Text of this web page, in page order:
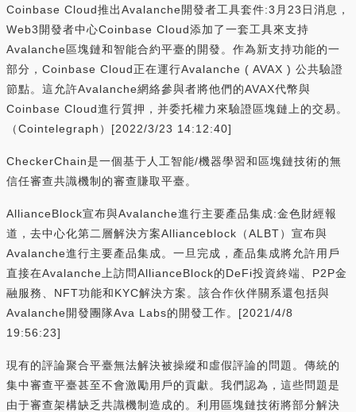
Coinbase Cloud推出Avalanche開發者工具套件:3月23日消息，
Web3開發者中心Coinbase Cloud添加了一套工具來支持
Avalanche區塊鏈和智能合約平臺的開發。作為新支持功能的一
部分，Coinbase Cloud正在運行Avalanche ( AVAX ) 公共驗證
節點。這允許Avalanche網絡參與者將他們的AVAX代幣與
Coinbase Cloud進行質押，并委托權力來驗證區塊鏈上的交易。
（Cointelegraph）[2022/3/23 14:12:40]
CheckerChain是一個基于人工智能/機器學習和區塊鏈技術的無
信任審查共識機制的審查賺取平臺。
AllianceBlock宣布與Avalanche進行主要產品集成:金色財經報
道，去中心化第二層解決方案Allianceblock（ALBT）宣布與
Avalanche進行主要產品集成。一旦完成，產品集成將允許用戶
直接在Avalanche上訪問AllianceBlock的DeFi投資終端、P2P金
融服務、NFT功能和KYC解決方案。該合作伙伴關系還包括與
Avalanche開發團隊Ava Labs的開發工作。[2021/4/8
19:56:23]
現有的評論聚合平臺無法解決被操縱和虛假評論的問題。傳統的
集中審查平臺甚至不會激勵用戶的貢獻。我們認為，這些問題是
由于審查架構缺乏共識機制造成的。利用區塊鏈技術將部分解決